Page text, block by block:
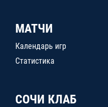
МАТЧИ
Календарь игр
Статистика
СОЧИ КЛАБ